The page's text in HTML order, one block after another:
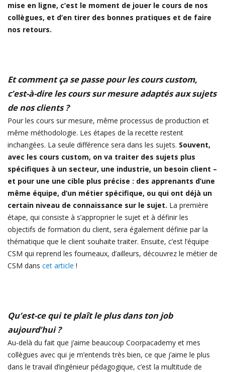
mise en ligne, c’est le moment de jouer le cours de nos
collègues, et d’en tirer des bonnes pratiques et de faire
nos retours.
Et comment ça se passe pour les cours custom,
c’est-à-dire les cours sur mesure adaptés aux sujets
de nos clients ?
Pour les cours sur mesure, même processus de production et
même méthodologie. Les étapes de la recette restent
inchangées. La seule différence sera dans les sujets. Souvent,
avec les cours custom, on va traiter des sujets plus
spécifiques à un secteur, une industrie, un besoin client –
et pour une une cible plus précise : des apprenants d’une
même équipe, d’un métier spécifique, ou qui ont déjà un
certain niveau de connaissance sur le sujet. La première
étape, qui consiste à s’approprier le sujet et à définir les
objectifs de formation du client, sera également définie par la
thématique que le client souhaite traiter. Ensuite, c’est l’équipe
CSM qui reprend les fourneaux, d’ailleurs, découvrez le métier de
CSM dans cet article !
Qu’est-ce qui te plaît le plus dans ton job
aujourd’hui ?
Au-delà du fait que j’aime beaucoup Coorpacademy et mes
collègues avec qui je m’entends très bien, ce que j’aime le plus
dans le travail d’ingénieur pédagogique, c’est la multitude de